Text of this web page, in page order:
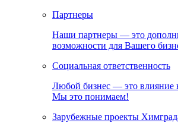
Партнеры
Наши партнеры — это
возможности для Вашего
Социальная ответственность
Любой бизнес — это влияние
Мы это понимаем!
Зарубежные проекты